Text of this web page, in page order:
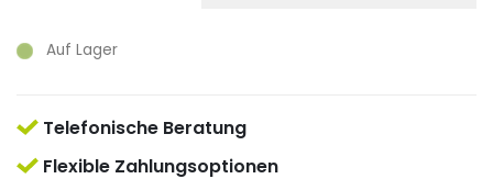
Auf Lager
Telefonische Beratung
Flexible Zahlungsoptionen